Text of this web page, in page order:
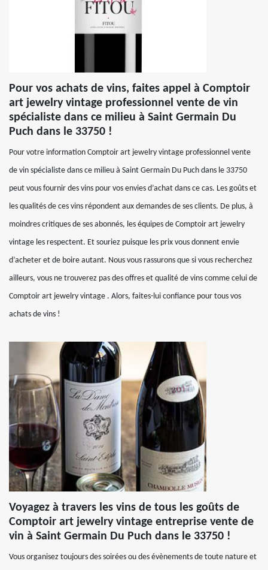
Pour vos achats de vins, faites appel à Comptoir
art jewelry vintage professionnel vente de vin
spécialiste dans ce milieu à Saint Germain Du
Puch dans le 33750 !
Pour votre information Comptoir art jewelry vintage professionnel vente
de vin spécialiste dans ce milieu à Saint Germain Du Puch dans le 33750
peut vous fournir des vins pour vos envies d’achat dans ce cas. Les goûts et
les qualités de ces vins répondent aux demandes de ses clients. De plus, à
moindres critiques de ses abonnés, les équipes de Comptoir art jewelry
vintage les respectent. Et souriez puisque les prix vous donnent envie
d’acheter et de boire autant. Nous vous rassurons que si vous recherchez
ailleurs, vous ne trouverez pas des offres et qualité de vins comme celui de
Comptoir art jewelry vintage . Alors, faites-lui confiance pour tous vos
achats de vins !
Voyagez à travers les vins de tous les goûts de
Comptoir art jewelry vintage entreprise vente de
vin à Saint Germain Du Puch dans le 33750 !
Vous organisez toujours des soirées ou des évènements de toute nature et